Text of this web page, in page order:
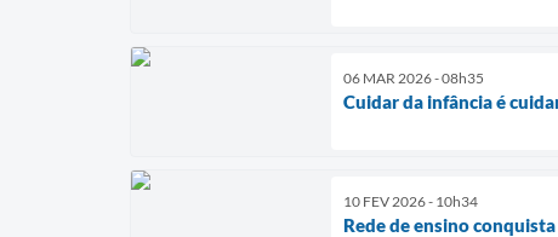
06 MAR 2026 - 08h35
Cuidar da infância é
10 FEV 2026 - 10h34
Rede de ensino